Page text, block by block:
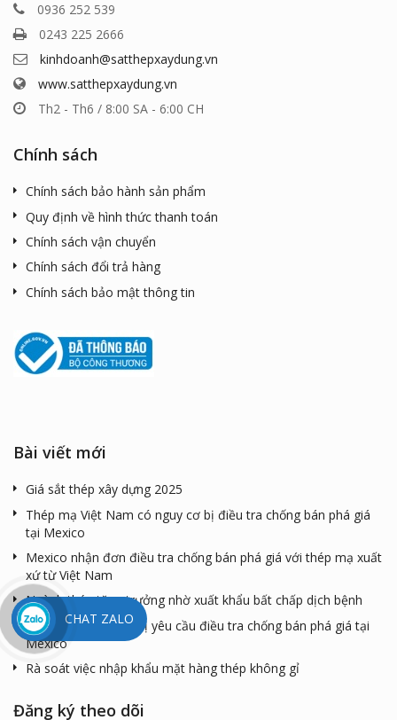
0936 252 539
0243 225 2666
kinhdoanh@satthepxaydung.vn
www.satthepxaydung.vn
Th2 - Th6 / 8:00 SA - 6:00 CH
Chính sách
Chính sách bảo hành sản phẩm
Quy định về hình thức thanh toán
Chính sách vận chuyển
Chính sách đổi trả hàng
Chính sách bảo mật thông tin
Bài viết mới
Giá sắt thép xây dựng 2025
Thép mạ Việt Nam có nguy cơ bị điều tra chống bán phá giá
tại Mexico
Mexico nhận đơn điều tra chống bán phá giá với thép mạ xuất
xứ từ Việt Nam
Ngành thép tăng trưởng nhờ xuất khẩu bất chấp dịch bệnh
Thép mạ Việt Nam bị yêu cầu điều tra chống bán phá giá tại
Mexico
Rà soát việc nhập khẩu mặt hàng thép không gỉ
Đăng ký theo dõi
CHAT ZALO